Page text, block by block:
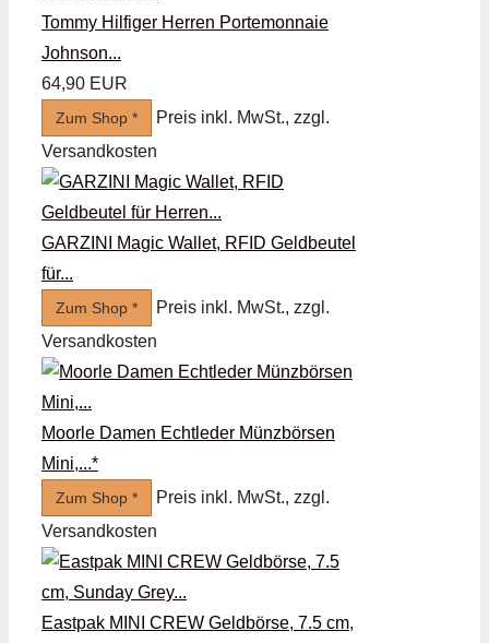
Tommy Hilfiger Herren Portemonnaie
Johnson...
64,90 EUR
Zum Shop *
Preis inkl. MwSt., zzgl.
Versandkosten
GARZINI Magic Wallet, RFID Geldbeutel
für...
Zum Shop *
Preis inkl. MwSt., zzgl.
Versandkosten
Moorle Damen Echtleder Münzbörsen
Mini,...*
Zum Shop *
Preis inkl. MwSt., zzgl.
Versandkosten
Eastpak MINI CREW Geldbörse, 7.5 cm,